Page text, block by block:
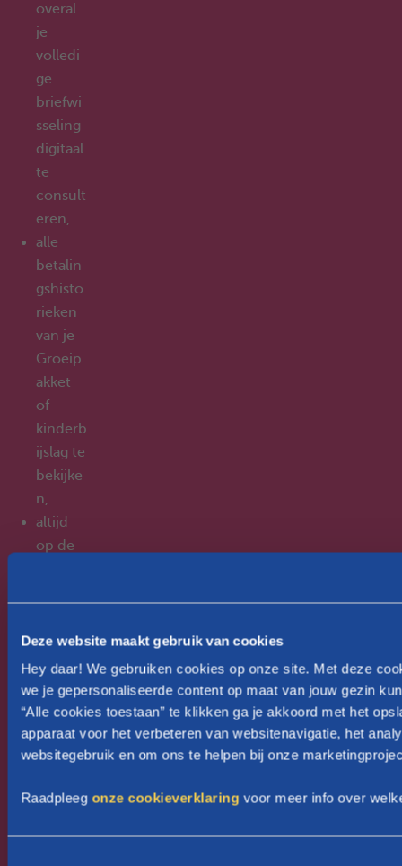
Deze website maakt gebruik van cookies
Hey daar! We gebruiken cookies op onze site. Met deze
we je gepersonaliseerde content op maat van jouw gezin
“Alle cookies toestaan” te klikken ga je akkoord met het
apparaat voor het verbeteren van websitenavigatie, het
websitegebruik en om ons te helpen bij onze
Raadpleeg onze cookieverklaring voor meer info over
overal
je
volledi
ge
briefwi
sseling
digitaal
te
consult
eren,
alle
betalin
gshisto
rieken
van je
Groeip
akket
of
kinderb
ijslag te
bekijke
n,
altijd
op de
nieuws
over je
Groeip
akket
of
kinderb
Raadpl